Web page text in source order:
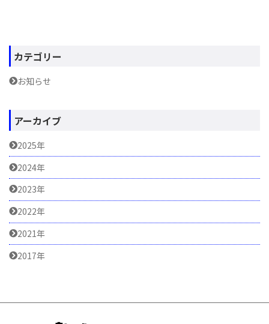
カテゴリー
お知らせ
アーカイブ
2025年
2024年
2023年
2022年
2021年
2017年